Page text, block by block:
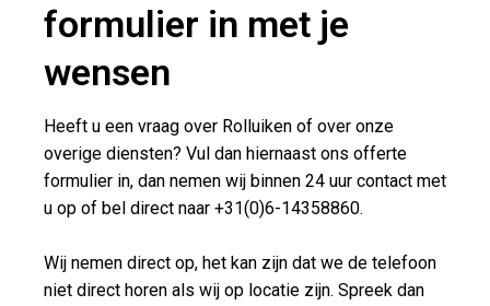
formulier in met je
wensen
Heeft u een vraag over Rolluiken of over onze
overige diensten? Vul dan hiernaast ons offerte
formulier in, dan nemen wij binnen 24 uur contact met
u op of bel direct naar +31(0)6-14358860.
Wij nemen direct op, het kan zijn dat we de telefoon
niet direct horen als wij op locatie zijn. Spreek dan